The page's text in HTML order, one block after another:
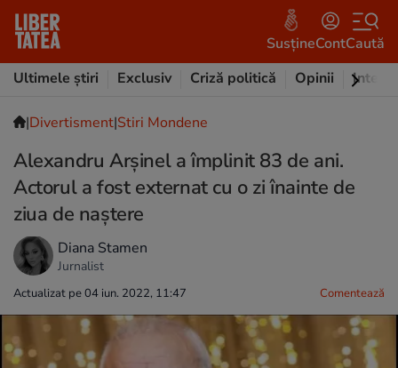
SusțineContCaută
Ultimele știri
Exclusiv Criză politică Opinii
|Divertisment|Stiri Mondene
Alexandru Arșinel a împlinit 83 de ani.
Actorul a fost externat cu o zi înainte de
ziua de naștere
Diana Stamen
Jurnalist
Actualizat pe 04 iun. 2022, 11:47 Comentează